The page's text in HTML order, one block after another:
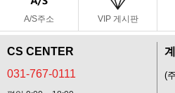
A/S주소 VIP 게시판
CS CENTER
031-767-0111
(